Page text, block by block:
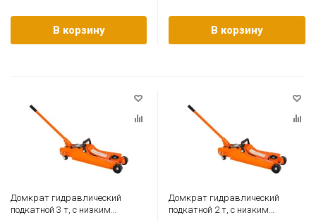
В корзину В корзину
Домкрат гидравлический
подкатной 3 т, с низким
Домкрат гидравлический
подкатной 2 т, с низким